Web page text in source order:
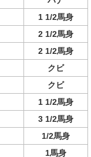
1 1/2馬身
2 1/2馬身
2 1/2馬身
クビ
クビ
1 1/2馬身
3 1/2馬身
1/2馬身
1馬身